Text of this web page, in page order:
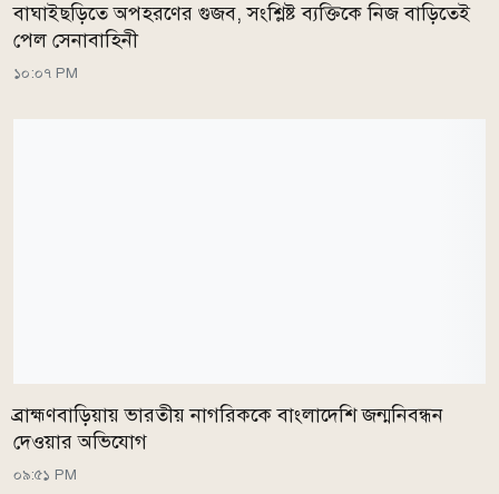
বাঘাইছড়িতে অপহরণের গুজব, সংশ্লিষ্ট ব্যক্তিকে নিজ বাড়িতেই
পেল সেনাবাহিনী
১০:০৭ PM
ব্রাহ্মণবাড়িয়ায় ভারতীয় নাগরিককে বাংলাদেশি জন্মনিবন্ধন
দেওয়ার অভিযোগ
০৯:৫১ PM